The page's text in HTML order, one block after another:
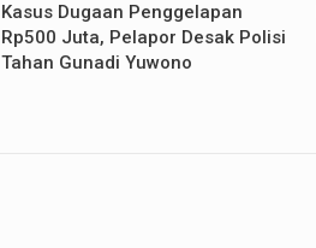
Kasus Dugaan Penggelapan
Rp500 Juta, Pelapor Desak Polisi
Tahan Gunadi Yuwono